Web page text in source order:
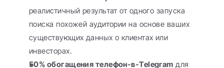
реалистичный результат от одного запуска
поиска похожей аудитории на основе ваших
существующих данных о клиентах или
инвесторах.
50% обогащения телефон-в-Telegram для